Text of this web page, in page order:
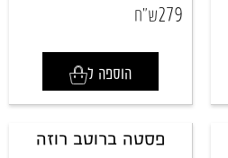
279ש"ח
הוספה ל
פסטה ברוטב רוזה